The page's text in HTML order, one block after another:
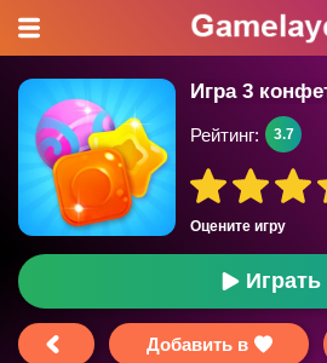
Игра 3
Оцените игру
Рейтинг: 3.7
Играть
Добавить в